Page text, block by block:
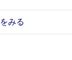
みる